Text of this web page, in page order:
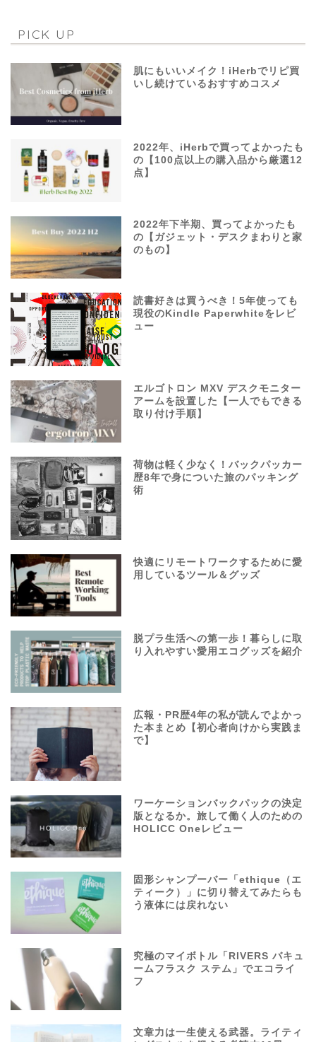
PICK UP
肌にもいいメイク！iHerbでリピ買
いし続けているおすすめコスメ
2022年、iHerbで買ってよかったも
の【100点以上の購入品から厳選12
点】
2022年下半期、買ってよかったも
の【ガジェット・デスクまわりと家
のもの】
読書好きは買うべき！5年使っても
現役のKindle Paperwhiteをレビ
ュー
エルゴトロン MXV デスクモニター
アームを設置した【一人でもできる
取り付け手順】
荷物は軽く少なく！バックパッカー
歴8年で身についた旅のパッキング
術
快適にリモートワークするために愛
用しているツール＆グッズ
脱プラ生活への第一歩！暮らしに取
り入れやすい愛用エコグッズを紹介
広報・PR歴4年の私が読んでよかっ
た本まとめ【初心者向けから実践ま
で】
ワーケーションバックパックの決定
版となるか。旅して働く人のための
HOLICC Oneレビュー
固形シャンプーバー「ethique（エ
ティーク）」に切り替えてみたらも
う液体には戻れない
究極のマイボトル「RIVERS バキュ
ームフラスク ステム」でエコライ
フ
文章力は一生使える武器。ライティ